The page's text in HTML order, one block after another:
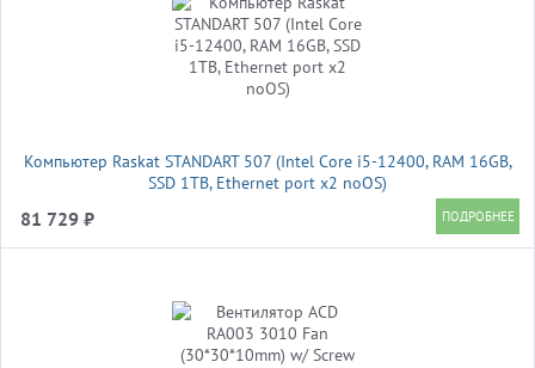
Компьютер Raskat STANDART 507 (Intel Core i5-12400, RAM 16GB,
SSD 1TB, Ethernet port x2 noOS)
81 729 ₽